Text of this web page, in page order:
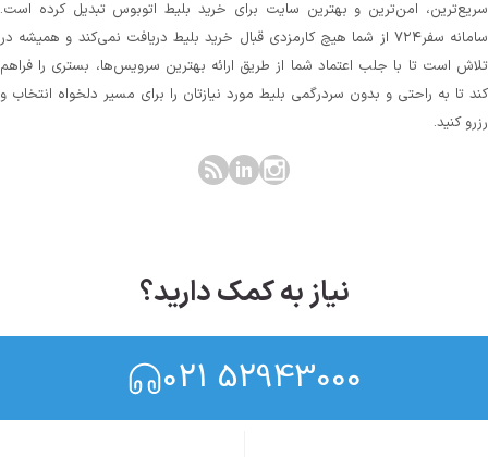
سریع‌ترین، امن‌ترین و بهترین سایت برای خرید بلیط اتوبوس تبدیل کرده است.
سامانه سفر۷۲۴ از شما هیچ کارمزدی قبال خرید بلیط دریافت نمی‌کند و همیشه در
تلاش است تا با جلب اعتماد شما از طریق ارائه بهترین سرویس‌ها، بستری را فراهم
کند تا به راحتی و بدون سردرگمی بلیط مورد نیازتان را برای مسیر دلخواه انتخاب و
رزرو کنید.
نیاز به کمک دارید؟
021 52943000